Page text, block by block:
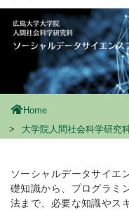
Home
大学院人間社会科学研究
ソーシャルデータサイエ
礎知識から、プログラミ
法まで、必要な知識やス